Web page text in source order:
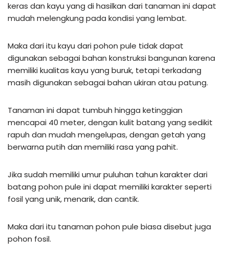
keras dan kayu yang di hasilkan dari tanaman ini dapat
mudah melengkung pada kondisi yang lembat.
Maka dari itu kayu dari pohon pule tidak dapat
digunakan sebagai bahan konstruksi bangunan karena
memiliki kualitas kayu yang buruk, tetapi terkadang
masih digunakan sebagai bahan ukiran atau patung.
Tanaman ini dapat tumbuh hingga ketinggian
mencapai 40 meter, dengan kulit batang yang sedikit
rapuh dan mudah mengelupas, dengan getah yang
berwarna putih dan memiliki rasa yang pahit.
Jika sudah memiliki umur puluhan tahun karakter dari
batang pohon pule ini dapat memiliki karakter seperti
fosil yang unik, menarik, dan cantik.
Maka dari itu tanaman pohon pule biasa disebut juga
pohon fosil.